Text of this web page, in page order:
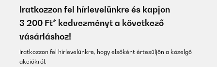
Iratkozzon fel hírlevelünkre és kapjon
3 200 Ft* kedvezményt a következő
vásárláshoz!
Iratkozzon fel hírlevelünkre, hogy elsőként értesüljön a közelgő
akciókról.